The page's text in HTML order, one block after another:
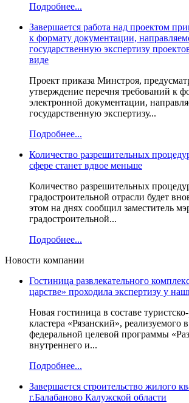
Подробнее...
Завершается работа над проектом
к формату документации,
государственную экспертизу
виде
Проект приказа Минстроя,
утверждение перечня требований к
электронной документации,
государственную экспертизу...
Подробнее...
Количество разрешительных
сфере станет вдвое меньше
Количество разрешительных
градостроительной отрасли будет
этом на днях сообщил заместитель
градостроительной...
Подробнее...
Новости компании
Гостиница развлекательного
царстве» проходила экспертизу у
Новая гостиница в составе
кластера «Рязанский», реализуемого
федеральной целевой программы
внутреннего и...
Подробнее...
Завершается строительство жилого
г.Балабаново Калужской области